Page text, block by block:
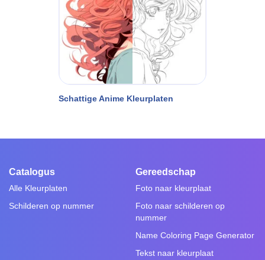
Schattige Anime Kleurplaten
Catalogus
Alle Kleurplaten
Schilderen op nummer
Gereedschap
Foto naar kleurplaat
Foto naar schilderen op
nummer
Name Coloring Page Generator
Tekst naar kleurplaat